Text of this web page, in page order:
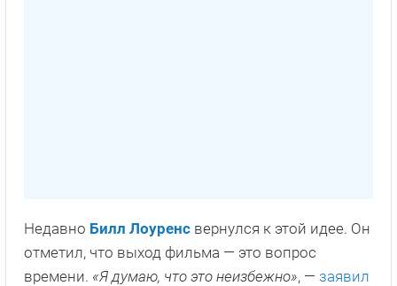
Недавно Билл Лоуренс вернулся к этой идее. Он
отметил, что выход фильма — это вопрос
времени. «Я думаю, что это неизбежно», — заявил